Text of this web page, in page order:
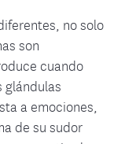
no solo
son
cuando
glándulas
a emociones,
de su sudor